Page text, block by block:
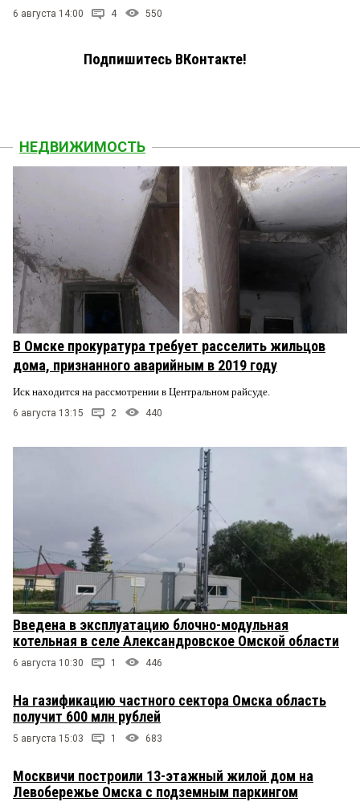
6 августа 14:00 4 550
Подпишитесь ВКонтакте!
НЕДВИЖИМОСТЬ
В Омске прокуратура требует расселить жильцов
дома, признанного аварийным в 2019 году
Иск находится на рассмотрении в Центральном райсуде.
6 августа 13:15 2 440
Введена в эксплуатацию блочно-модульная
котельная в селе Александровское Омской области
6 августа 10:30 1 446
На газификацию частного сектора Омска область
получит 600 млн рублей
5 августа 15:03 1 683
Москвичи построили 13-этажный жилой дом на
Левобережье Омска с подземным паркингом